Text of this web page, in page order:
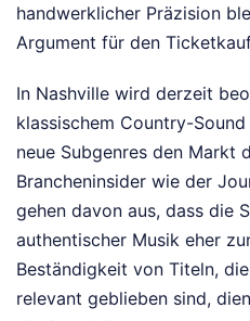
handwerklicher Präzision
Argument für den
In Nashville wird derzeit
klassischem Country-
neue Subgenres den Markt
Brancheninsider wie der
gehen davon aus, dass die
authentischer Musik eher
Beständigkeit von Titeln,
relevant geblieben sind,